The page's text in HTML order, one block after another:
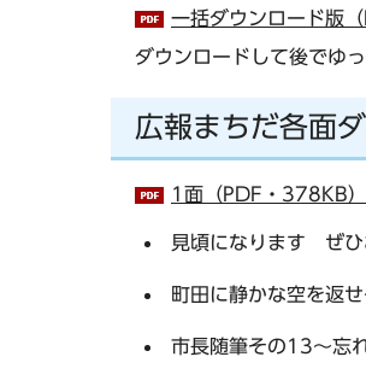
一括ダウンロード版
ダウンロードして後でゆ
広報まちだ各面
1面（PDF・378KB）
見頃になります ぜひ
町田に静かな空を返
市長随筆その13～忘